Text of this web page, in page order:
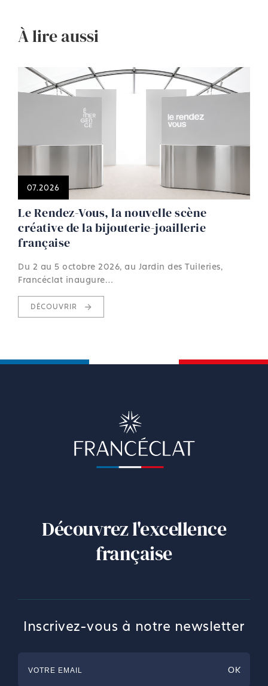
À lire aussi
07.2026
Le Rendez-Vous, la nouvelle scène
créative de la bijouterie-joaillerie
française
Du 2 au 5 octobre 2026, au Jardin des Tuileries,
Francéclat inaugure…
DÉCOUVRIR
Découvrez l'excellence
française
Inscrivez-vous à notre newsletter